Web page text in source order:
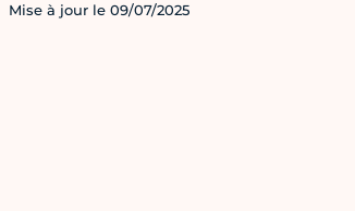
Mise à jour le 09/07/2025